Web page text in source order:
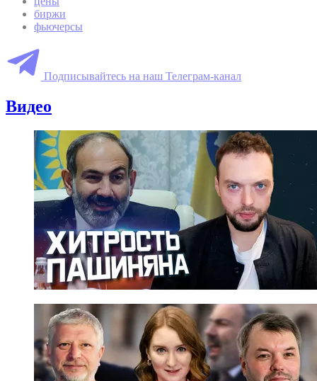
биржи
фьючерсы
Подписывайтесь на наш Телеграм-канал
Видео